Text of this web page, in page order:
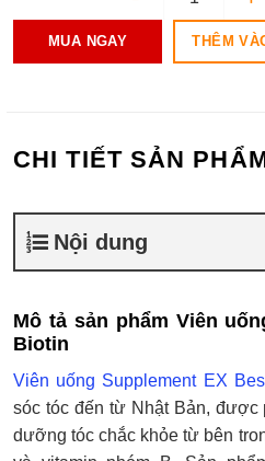
MUA NGAY THÊM
CHI TIẾT SẢN
Nội dung
Mô tả sản phẩm Viên
Biotin
Viên uống Supplement EX
sóc tóc đến từ Nhật Bản, được
dưỡng tóc chắc khỏe từ bên